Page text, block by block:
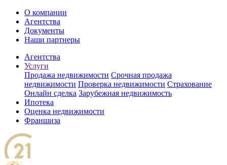
О компании
Агентства
Документы
Наши партнеры
Агентства
Услуги
Продажа недвижимости Срочная продажа
недвижимости Проверка недвижимости Страхование
Онлайн сделка Зарубежная недвижимость
Ипотека
Оценка недвижимости
Франшиза